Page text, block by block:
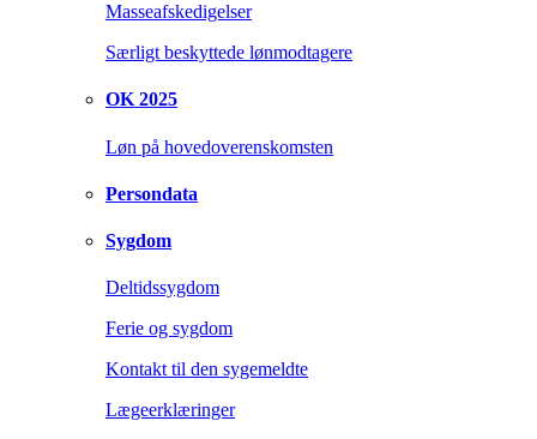
Masseafskedigelser
Særligt beskyttede lønmodtagere
OK 2025
Løn på hovedoverenskomsten
Persondata
Sygdom
Deltidssygdom
Ferie og sygdom
Kontakt til den sygemeldte
Lægeerklæringer